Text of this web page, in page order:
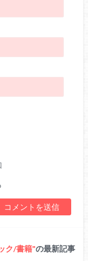
ク/書籍 の最新記事